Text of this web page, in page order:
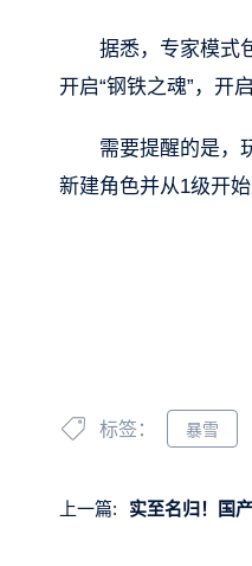
据悉，专家模式
开启“钢铁之魂”，开
需要提醒的是，
新建角色并从1级开始
标签： 暴雪
上一篇: 实至名归！国产3A